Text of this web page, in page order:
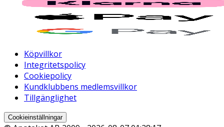
Köpvillkor
Integritetspolicy
Cookiepolicy
Kundklubbens medlemsvillkor
Tillgänglighet
Cookieinställningar